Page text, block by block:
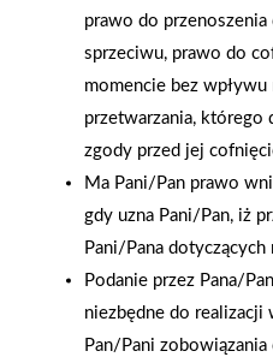
2025-12-31
Otwarcie sklepu PSB
Mrówka w Wyrzysku
prawo do
sprzeciwu, prawo do
momencie bez
przetwarzania, którego
zgody przed jej
Ma Pani/Pan prawo
gdy uzna Pani/Pan, iż
Pani/Pana dotyczących
Podanie przez Pana/
niezbędne do realizacji
Pan/Pani zobowiązania
Polityka plików